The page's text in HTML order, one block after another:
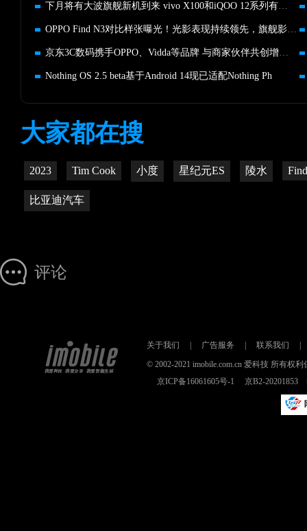
下月将有大波旗舰新机到来 vivo X100和iQOO 12系列有望率先发布
OPPO Find N3对比样张曝光！光影表现持续领先，旗舰影像不妥协
京东3C数码携手OPPO、Vidda等品牌 与商家伙伴共创增长未来
Nothing OS 2.5 beta基于Android 14现已适配Nothing Ph
大家都在搜
2023 Tim Cook 小度 星纪元ES 陵水
比亚迪汽车
评论
关于我们 广告服务 联系我们
© 2002-2021 imobile.com.cn 爱科技 所有权
京ICP备16061605号-1
京B2-20201853